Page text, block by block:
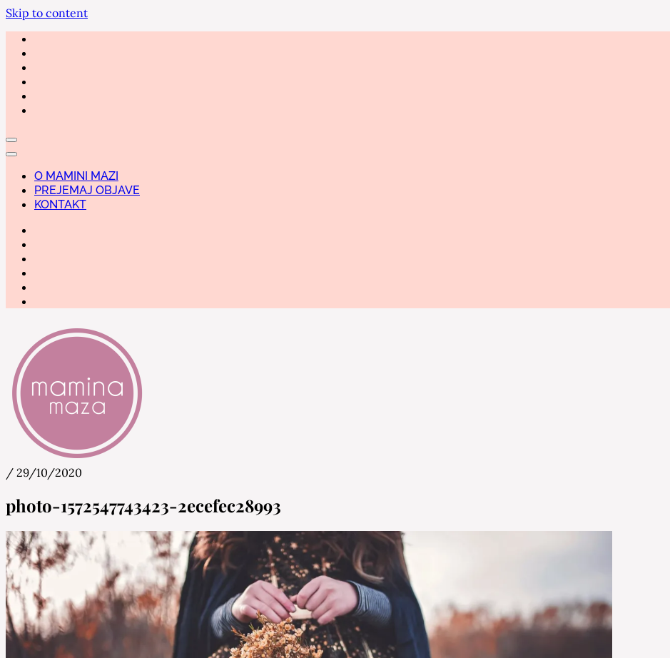
Skip to content
O MAMINI MAZI
PREJEMAJ OBJAVE
KONTAKT
Mamina Maza
/ 29/10/2020
photo-1572547743423-2ecefec28993